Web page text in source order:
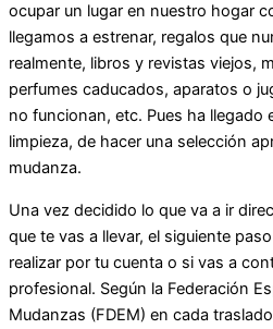
ocupar un lugar en nuestro hogar
llegamos a estrenar, regalos que
realmente, libros y revistas viejos,
perfumes caducados, aparatos o
no funcionan, etc. Pues ha llegado
limpieza, de hacer una selección
mudanza.
Una vez decidido lo que va a ir
que te vas a llevar, el siguiente
realizar por tu cuenta o si vas a
profesional. Según la Federación
Mudanzas (FDEM) en cada